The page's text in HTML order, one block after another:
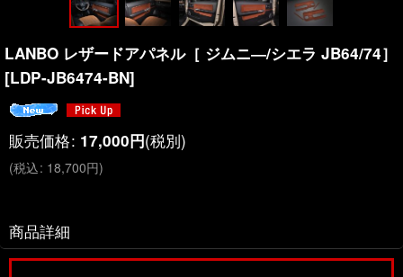
LANBO レザードアパネル［ ジムニ―/シエラ JB64/74］
[LDP-JB6474-BN]
販売価格: 17,000円(税別)
(税込: 18,700円)
商品詳細